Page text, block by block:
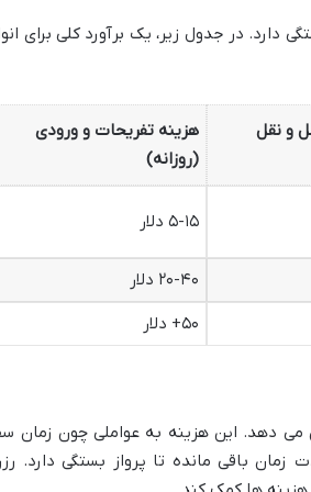
در جدول زیر، یک برآورد کلی برای
و نقل
هزینه تفریحات و ورودی
(روزانه)
۵-۱۵ دلار
۲۰-۴۰ دلار
۵۰+ دلار
دهد. این هزینه به عواملی چون زمان
زمان باقی مانده تا پرواز بستگی دارد.